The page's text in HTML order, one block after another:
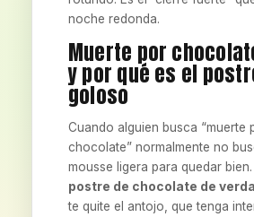
noche redonda.
Muerte por
y por qué es el
goloso
Cuando alguien busca “muerte
chocolate” normalmente no
mousse ligera para quedar
postre de chocolate de
te quite el antojo, que tenga